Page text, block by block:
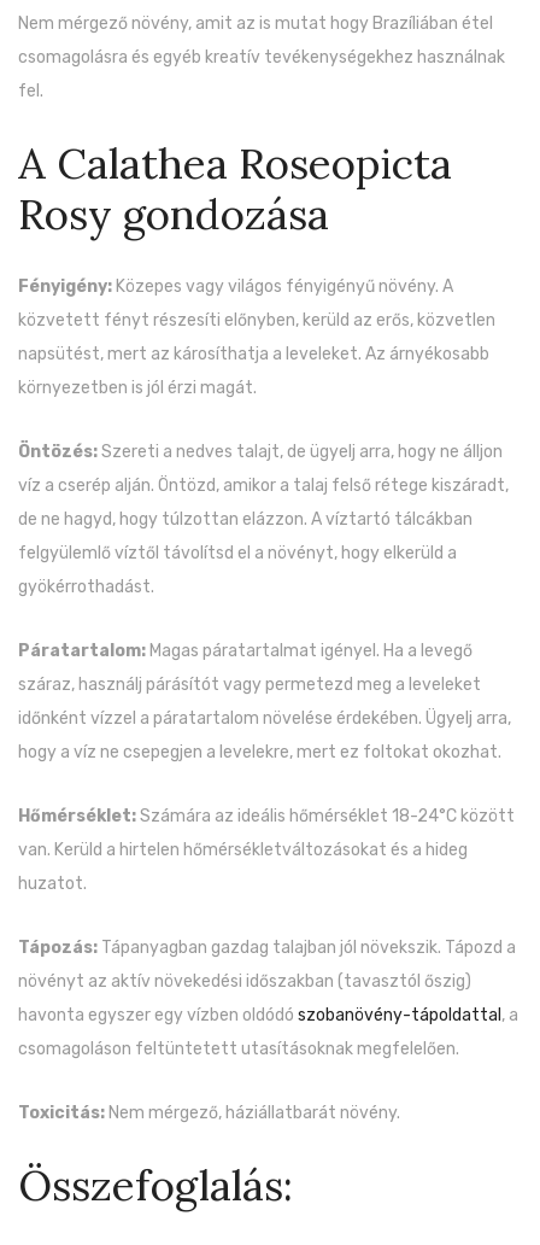
Nem mérgező növény, amit az is mutat hogy Brazíliában étel
csomagolásra és egyéb kreatív tevékenységekhez használnak
fel.
A Calathea Roseopicta
Rosy gondozása
Fényigény: Közepes vagy világos fényigényű növény. A
közvetett fényt részesíti előnyben, kerüld az erős, közvetlen
napsütést, mert az károsíthatja a leveleket. Az árnyékosabb
környezetben is jól érzi magát.
Öntözés:Szereti a nedves talajt, de ügyelj arra, hogy ne álljon
víz a cserép alján. Öntözd, amikor a talaj felső rétege kiszáradt,
de ne hagyd, hogy túlzottan elázzon. A víztartó tálcákban
felgyülemlő víztől távolítsd el a növényt, hogy elkerüld a
gyökérrothadást.
Páratartalom: Magas páratartalmat igényel. Ha a levegő
száraz, használj párásítót vagy permetezd meg a leveleket
időnként vízzel a páratartalom növelése érdekében. Ügyelj arra,
hogy a víz ne csepegjen a levelekre, mert ez foltokat okozhat.
Hőmérséklet:Számára az ideális hőmérséklet 18-24°C között
van. Kerüld a hirtelen hőmérsékletváltozásokat és a hideg
huzatot.
Tápozás: Tápanyagban gazdag talajban jól növekszik. Tápozd a
növényt az aktív növekedési időszakban (tavasztól őszig)
havonta egyszer egy vízben oldódó szobanövény-tápoldattal , a
csomagoláson feltüntetett utasításoknak megfelelően.
Toxicitás: Nem mérgező, háziállatbarát növény.
Összefoglalás: